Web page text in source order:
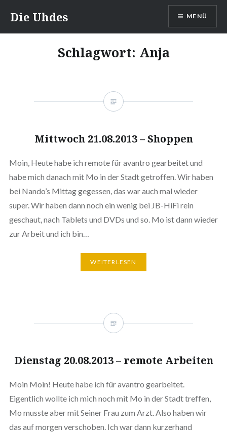
Inhalt
springen
Die Uhdes MENÜ
Schlagwort: Anja
Mittwoch 21.08.2013 – Shoppen
Moin, Heute habe ich remote für avantro gearbeitet und
habe mich danach mit Mo in der Stadt getroffen. Wir haben
bei Nando’s Mittag gegessen, das war auch mal wieder
super. Wir haben dann noch ein wenig bei JB-HiFi rein
geschaut, nach Tablets und DVDs und so. Mo ist dann wieder
zur Arbeit und ich bin…
WEITERLESEN
Dienstag 20.08.2013 – remote Arbeiten
Moin Moin! Heute habe ich für avantro gearbeitet.
Eigentlich wollte ich mich noch mit Mo in der Stadt treffen,
Mo musste aber mit Seiner Frau zum Arzt. Also haben wir
das auf morgen verschoben. Ich war dann kurzerhand